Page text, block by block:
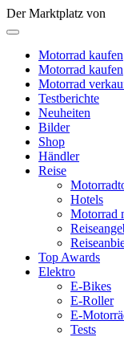
Der Marktplatz von
Motorrad kaufen
Motorrad kaufen
Motorrad
Testberichte
Neuheiten
Bilder
Shop
Händler
Reise
Hotels
Motorrad
Top Awards
Elektro
E-Bikes
E-Roller
E-
Tests